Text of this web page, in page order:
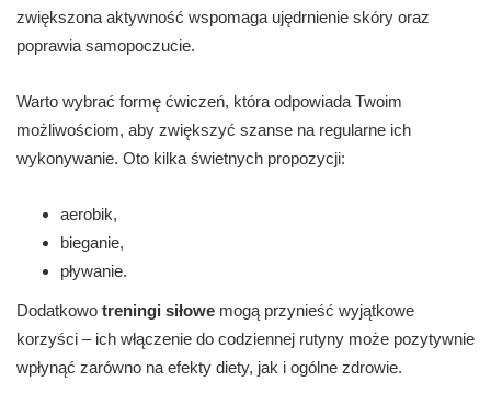
zwiększona aktywność wspomaga ujędrnienie skóry oraz
poprawia samopoczucie.
Warto wybrać formę ćwiczeń, która odpowiada Twoim
możliwościom, aby zwiększyć szanse na regularne ich
wykonywanie. Oto kilka świetnych propozycji:
aerobik,
bieganie,
pływanie.
Dodatkowo treningi siłowe mogą przynieść wyjątkowe
korzyści – ich włączenie do codziennej rutyny może pozytywnie
wpłynąć zarówno na efekty diety, jak i ogólne zdrowie.